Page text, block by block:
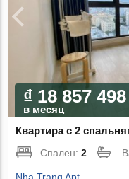
₫ 18 857 498
в месяц
Квартира с 2
Спален:2